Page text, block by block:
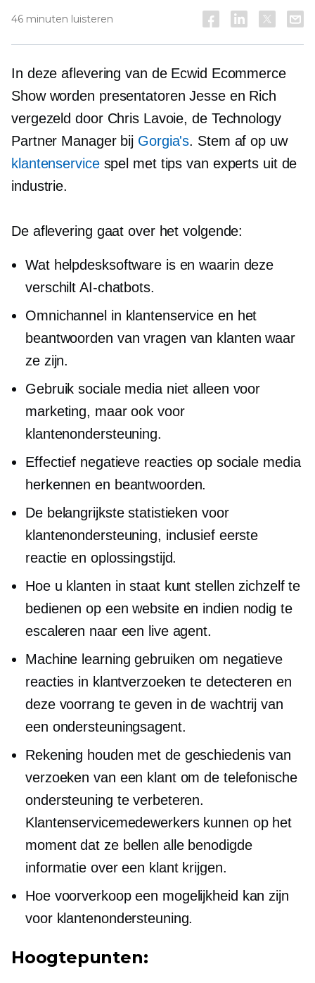
46 minuten luisteren
In deze aflevering van de Ecwid Ecommerce
Show worden presentatoren Jesse en Rich
vergezeld door Chris Lavoie, de Technology
Partner Manager bij Gorgia's. Stem af op uw
klantenservicespel met tips van experts uit de
industrie.
De aflevering gaat over het volgende:
Wat helpdesksoftware is en waarin deze
verschiltAI-chatbots.
Omnichannel in klantenservice en het
beantwoorden van vragen van klanten waar
ze zijn.
Gebruik sociale media niet alleen voor
marketing, maar ook voor
klantenondersteuning.
Effectief negatieve reacties op sociale media
herkennen en beantwoorden.
De belangrijkste statistieken voor
klantenondersteuning, inclusief eerste
reactie en oplossingstijd.
Hoe u klanten in staat kunt stellen zichzelf te
bedienen op een website en indien nodig te
escaleren naar een live agent.
Machine learning gebruiken om negatieve
reacties in klantverzoeken te detecteren en
deze voorrang te geven in de wachtrij van
een ondersteuningsagent.
Rekening houden met de geschiedenis van
verzoeken van een klant om de telefonische
ondersteuning te verbeteren.
Klantenservicemedewerkers kunnen op het
moment dat ze bellen alle benodigde
informatie over een klant krijgen.
Hoe voorverkoop een mogelijkheid kan zijn
voor klantenondersteuning.
Hoogtepunten: